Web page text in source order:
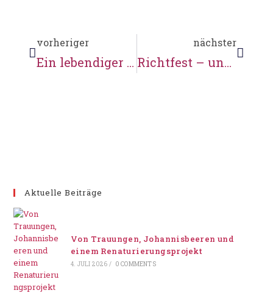
vorheriger
Ein lebendiger Ort der Begegnung
nächster
Richtfest – und „Seevetal summt” ist in Sicht!
Aktuelle Beiträge
Von Trauungen, Johannisbeeren und
einem Renaturierungsprojekt
4. JULI 2026 / 0 COMMENTS